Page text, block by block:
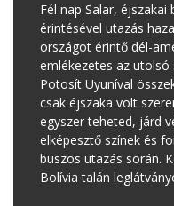
Fél nap Salar,
érintésével utazás
országot érintő dél-
emlékezetes az utolsó
Potosít Uyuníval
csak éjszaka volt
egyszer teheted, járd
elképesztő színek és
buszos utazás során.
Bolívia talán